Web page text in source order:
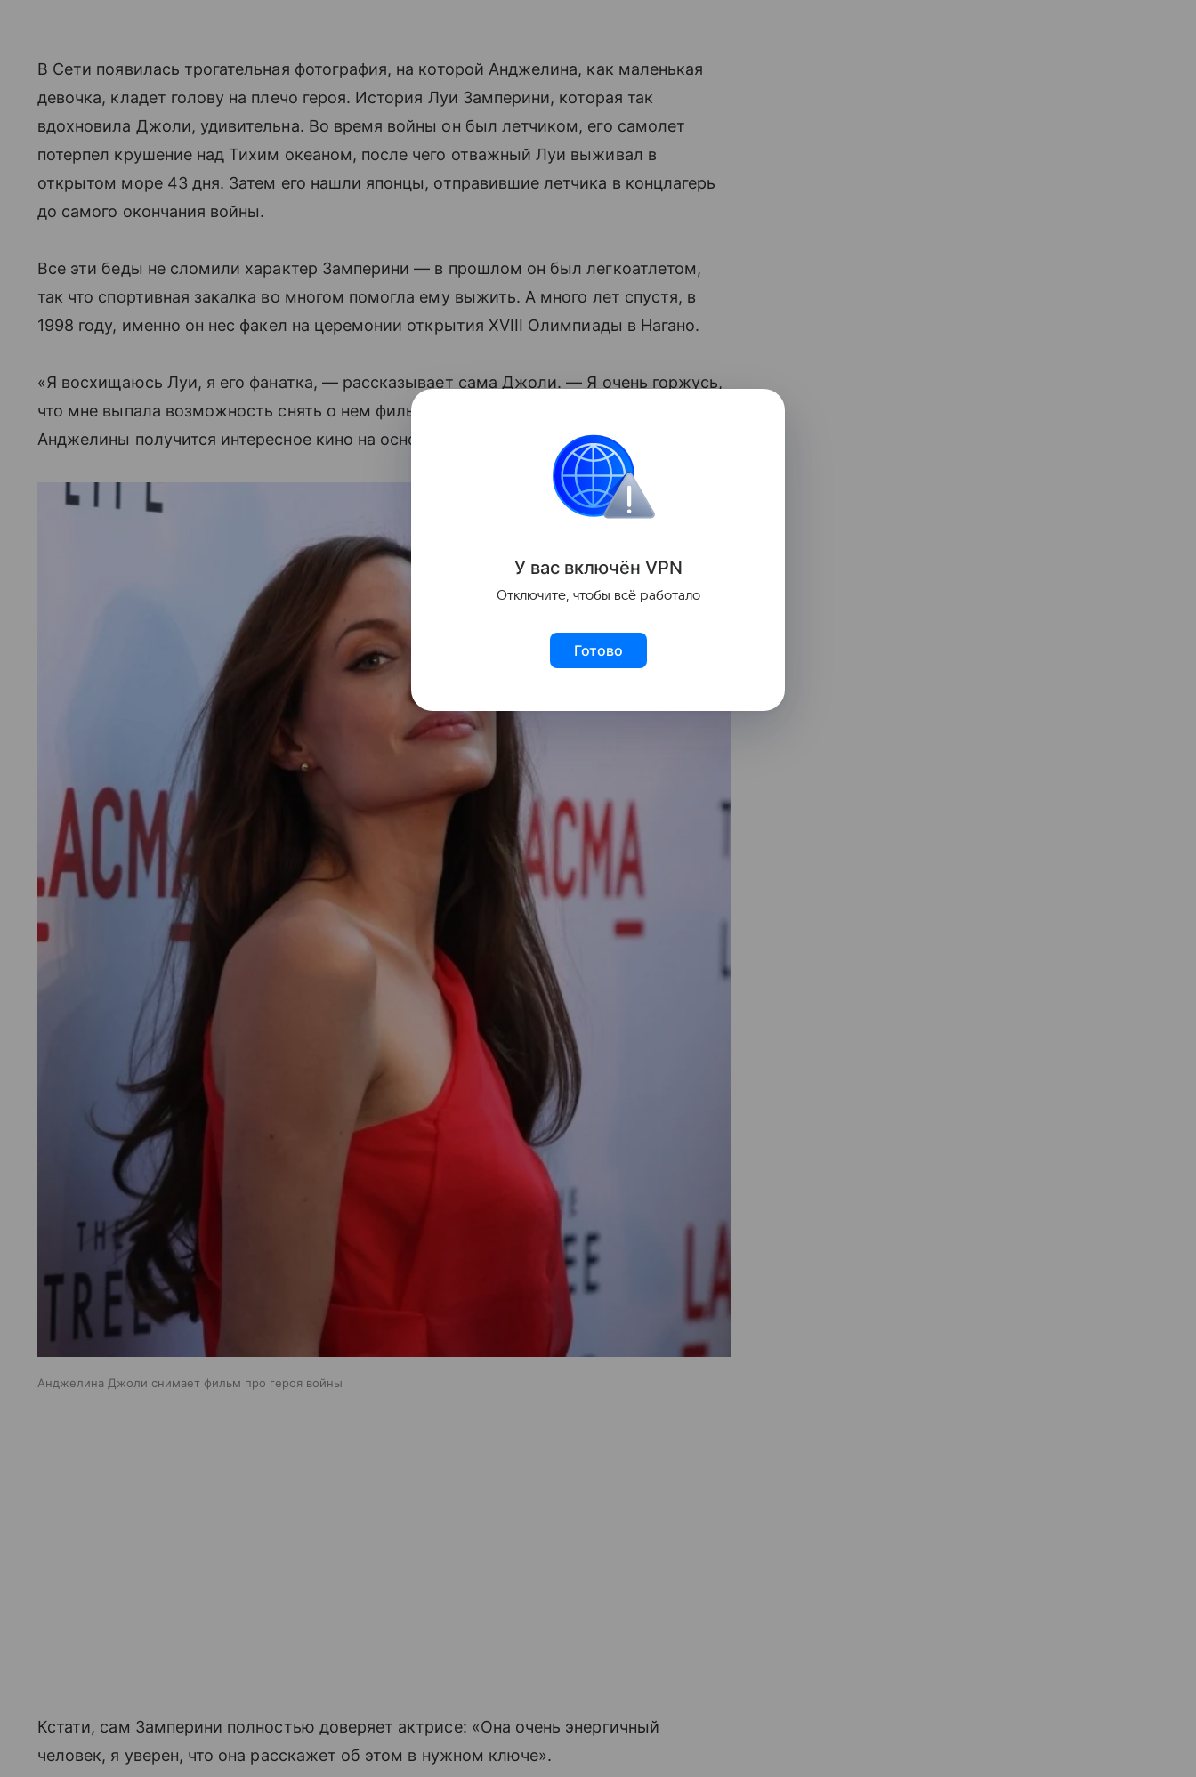
В Сети появилась трогательная фотография, на которой Анджелина, как маленькая
девочка, кладет голову на плечо героя. История Луи Замперини, которая так
вдохновила Джоли, удивительна. Во время войны он был летчиком, его самолет
потерпел крушение над Тихим океаном, после чего отважный Луи выживал в
открытом море 43 дня. Затем его нашли японцы, отправившие летчика в концлагерь
до самого окончания войны.
Все эти беды не сломили характер Замперини — в прошлом он был легкоатлетом,
так что спортивная закалка во многом помогла ему выжить. А много лет спустя, в
1998 году, именно он нес факел на церемонии открытия XVIII Олимпиады в Нагано.
«Я восхищаюсь Луи, я его фанатка, — рассказывает сама Джоли. — Я очень горжусь,
что мне выпала возможность снять о нем фильм». Lady.mail.ru не сомневается, что у
Анджелины получится интересное кино на основе столь впечатляющей истории.
Анджелина Джоли снимает фильм про героя войны
Кстати, сам Замперини полностью доверяет актрисе: «Она очень энергичный
человек, я уверен, что она расскажет об этом в нужном ключе».
У вас включён VPN
Отключите, чтобы всё работало
Готово